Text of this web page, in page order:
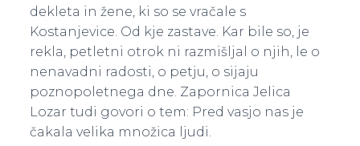
dekleta in žene, ki so se vračale s
Kostanjevice. Od kje zastave. Kar bile so, je
rekla, petletni otrok ni razmišljal o njih, le o
nenavadni radosti, o petju, o sijaju
poznopoletnega dne. Zapornica Jelica
Lozar tudi govori o tem: Pred vasjo nas je
čakala velika množica ljudi.